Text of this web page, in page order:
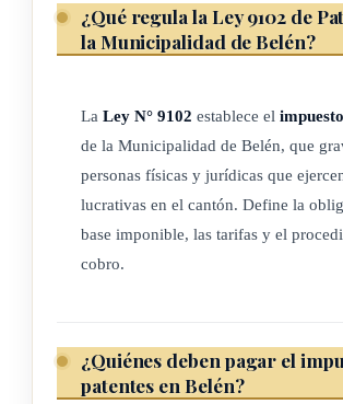
ARTÍCULO 3
El ejercicio de cualquier actividad lucrativa
Belén obliga al interesado a obtener, de
Municipalidad, un permiso, autorización o
su vez origina la obligación de pagar el
La licencia se cancela o llega a su fin a
interesado, o cuando haya evidencia de que
¿Qué regula la Ley 9102 de
la Municipalidad de Belén?
La Ley N° 9102 establece el
de la Municipalidad de Belén, que
personas físicas y jurídicas que
lucrativas en el cantón. Define la
base imponible, las tarifas y el
cobro.
¿Quiénes deben pagar el
patentes en Belén?